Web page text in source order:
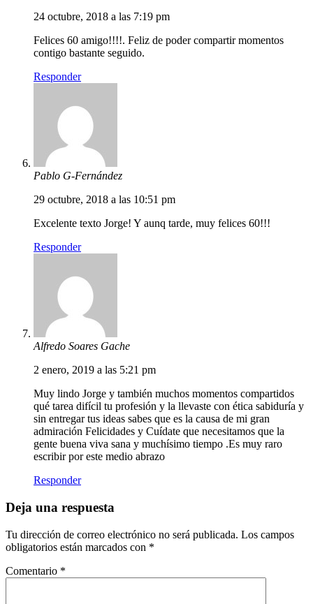
24 octubre, 2018 a las 7:19 pm
Felices 60 amigo!!!!. Feliz de poder compartir momentos
contigo bastante seguido.
Responder
Pablo G-Fernández
29 octubre, 2018 a las 10:51 pm
Excelente texto Jorge! Y aunq tarde, muy felices 60!!!
Responder
Alfredo Soares Gache
2 enero, 2019 a las 5:21 pm
Muy lindo Jorge y también muchos momentos compartidos
qué tarea difícil tu profesión y la llevaste con ética sabiduría y
sin entregar tus ideas sabes que es la causa de mi gran
admiración Felicidades y Cuídate que necesitamos que la
gente buena viva sana y muchísimo tiempo .Es muy raro
escribir por este medio abrazo
Responder
Deja una respuesta
Tu dirección de correo electrónico no será publicada. Los campos
obligatorios están marcados con *
Comentario *